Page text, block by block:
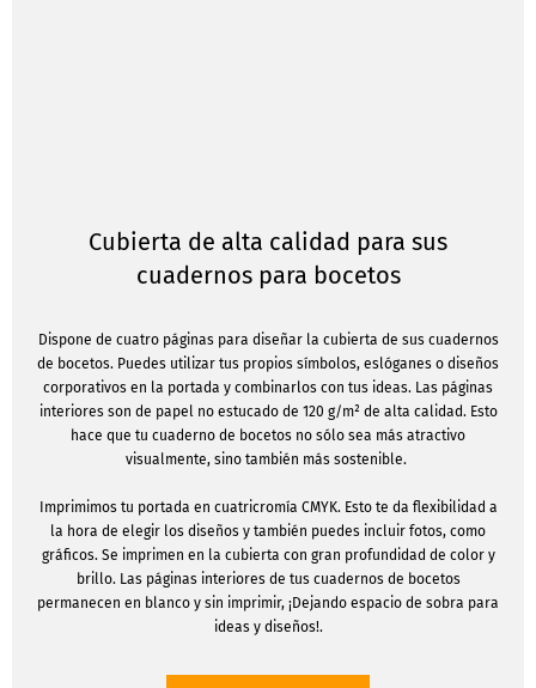
Cubierta de alta calidad para sus
cuadernos para bocetos
Dispone de cuatro páginas para diseñar la cubierta de sus cuadernos
de bocetos. Puedes utilizar tus propios símbolos, eslóganes o diseños
corporativos en la portada y combinarlos con tus ideas. Las páginas
interiores son de papel no estucado de 120 g/m² de alta calidad. Esto
hace que tu cuaderno de bocetos no sólo sea más atractivo
visualmente, sino también más sostenible.
Imprimimos tu portada en cuatricromía CMYK. Esto te da flexibilidad a
la hora de elegir los diseños y también puedes incluir fotos, como
gráficos. Se imprimen en la cubierta con gran profundidad de color y
brillo. Las páginas interiores de tus cuadernos de bocetos
permanecen en blanco y sin imprimir, ¡Dejando espacio de sobra para
ideas y diseños!.